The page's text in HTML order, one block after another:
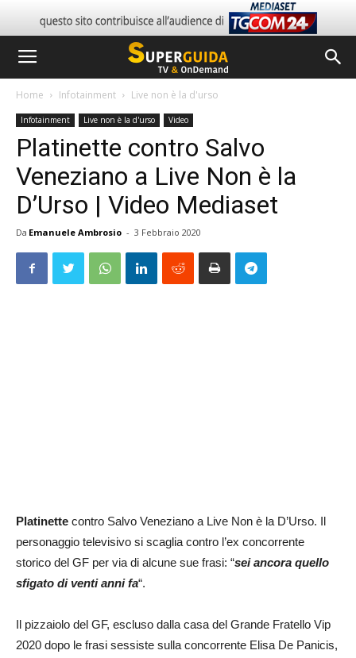
Home Infotainment Live non è la d'urso
Infotainment Live non è la d'urso Video
Platinette contro Salvo
Veneziano a Live Non è la
D’Urso | Video Mediaset
Da Emanuele Ambrosio - 3 Febbraio 2020
Platinette contro Salvo Veneziano a Live Non è la D’Urso. Il
personaggio televisivo si scaglia contro l’ex concorrente
storico del GF per via di alcune sue frasi: “sei ancora quello
sfigato di venti anni fa“.
Il pizzaiolo del GF, escluso dalla casa del Grande Fratello Vip
2020 dopo le frasi sessiste sulla concorrente Elisa De Panicis,